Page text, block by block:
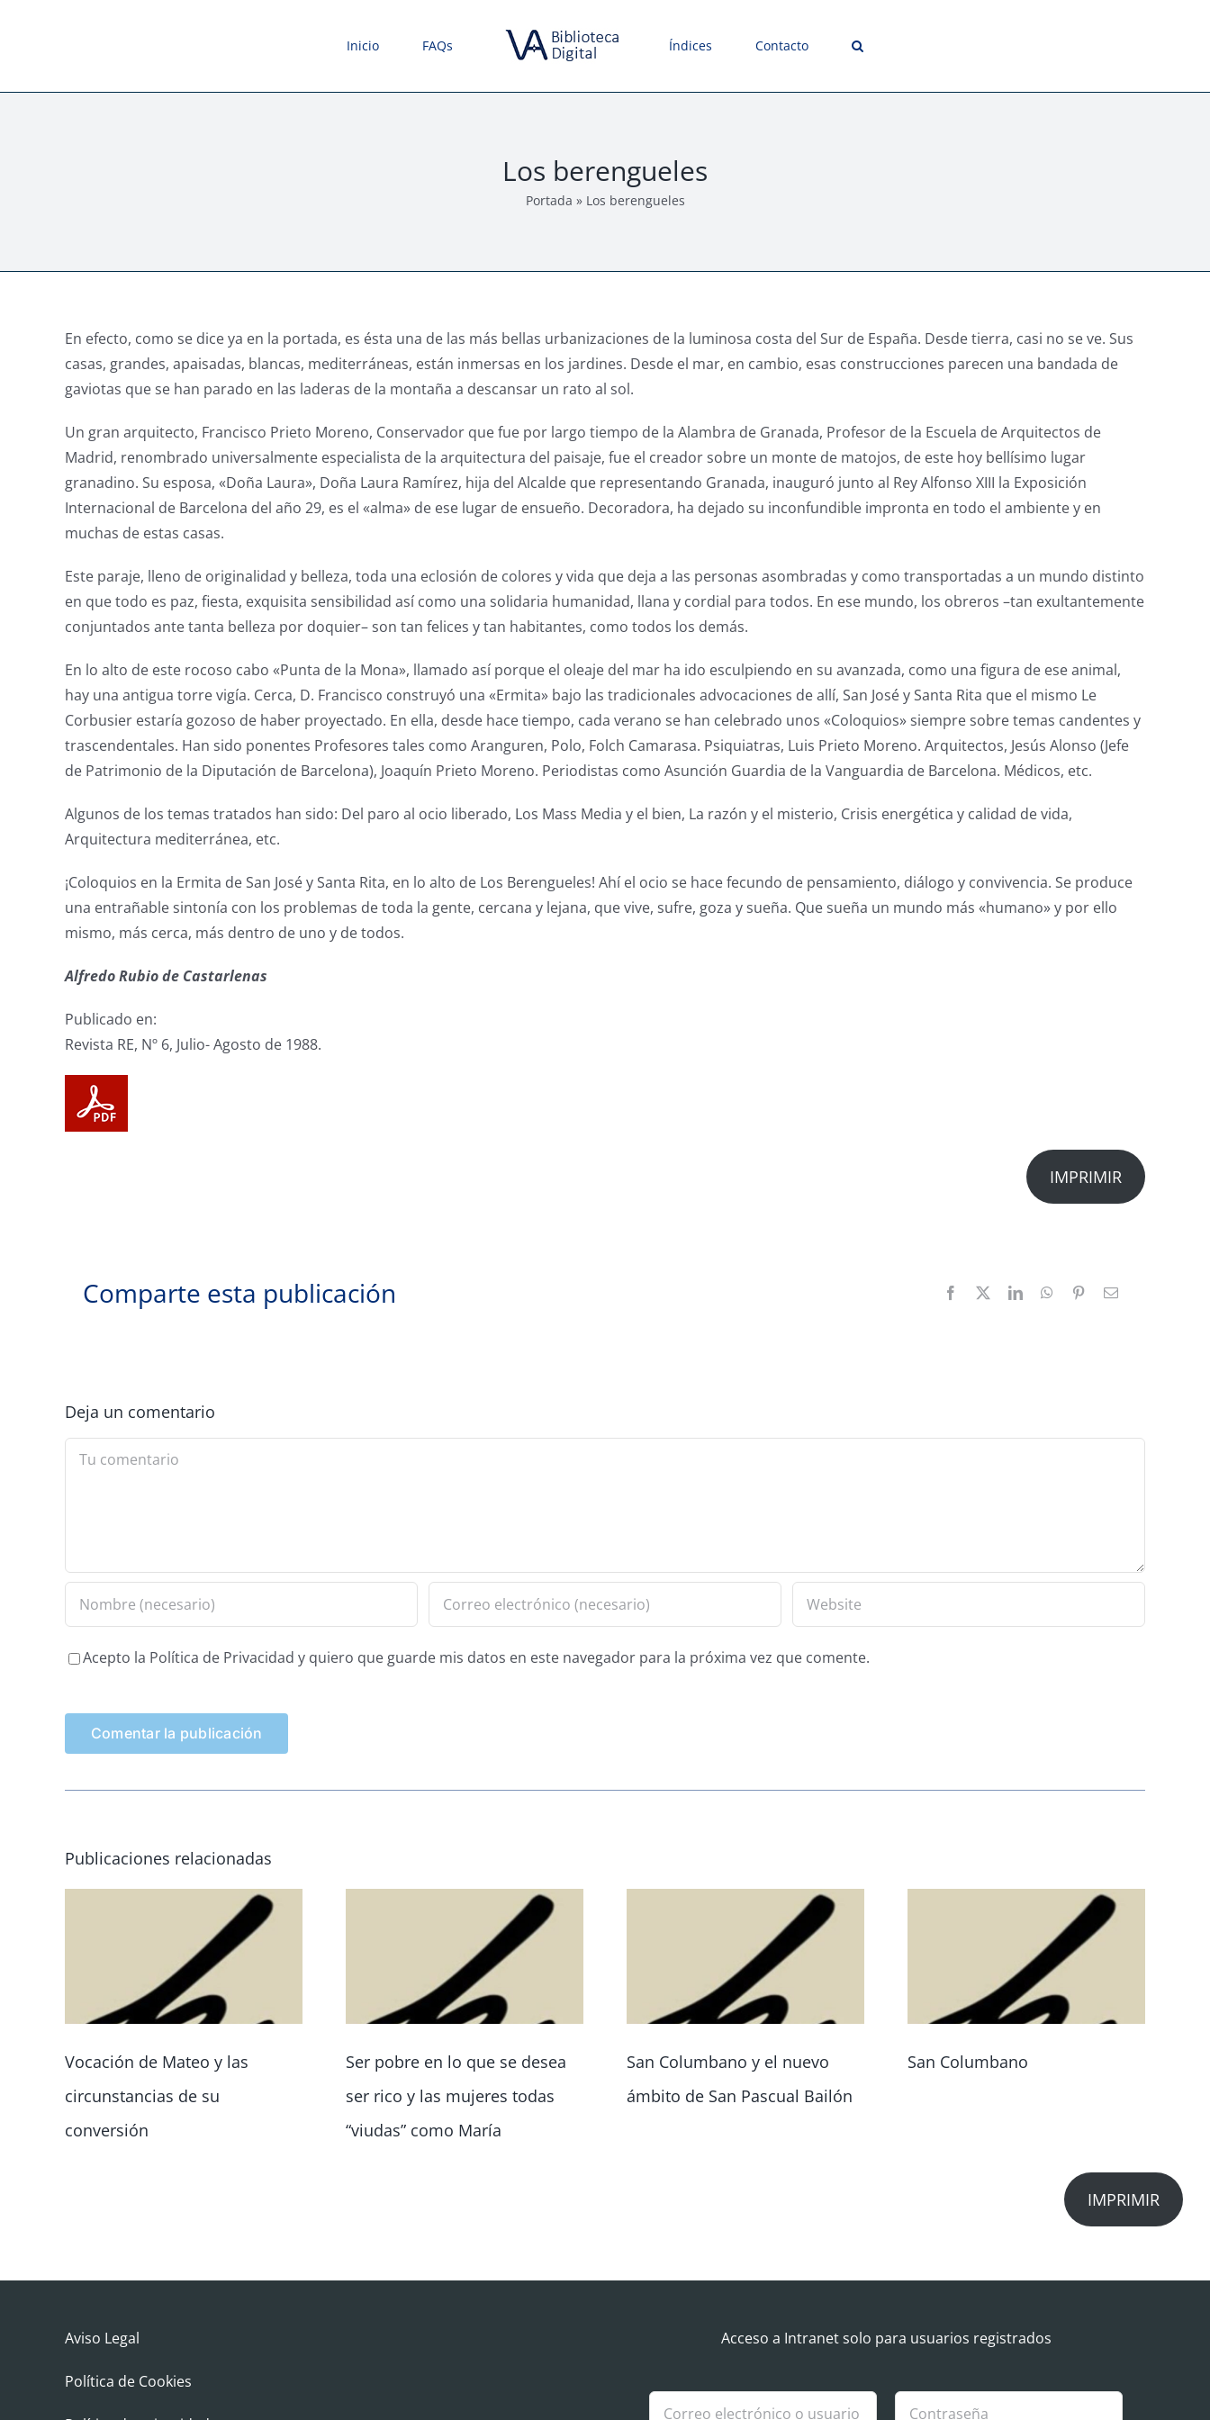
Inicio FAQs Índices Contacto
Los berengueles
Portada » Los berengueles
En efecto, como se dice ya en la portada, es ésta una de las más bellas urbanizaciones de la luminosa costa del Sur de España. Desde tierra, casi no se ve. Sus
casas, grandes, apaisadas, blancas, mediterráneas, están inmersas en los jardines. Desde el mar, en cambio, esas construcciones parecen una bandada de
gaviotas que se han parado en las laderas de la montaña a descansar un rato al sol.
Un gran arquitecto, Francisco Prieto Moreno, Conservador que fue por largo tiempo de la Alambra de Granada, Profesor de la Escuela de Arquitectos de
Madrid, renombrado universalmente especialista de la arquitectura del paisaje, fue el creador sobre un monte de matojos, de este hoy bellísimo lugar
granadino. Su esposa, «Doña Laura», Doña Laura Ramírez, hija del Alcalde que representando Granada, inauguró junto al Rey Alfonso XIII la Exposición
Internacional de Barcelona del año 29, es el «alma» de ese lugar de ensueño. Decoradora, ha dejado su inconfundible impronta en todo el ambiente y en
muchas de estas casas.
Este paraje, lleno de originalidad y belleza, toda una eclosión de colores y vida que deja a las personas asombradas y como transportadas a un mundo distinto
en que todo es paz, fiesta, exquisita sensibilidad así como una solidaria humanidad, llana y cordial para todos. En ese mundo, los obreros –tan exultantemente
conjuntados ante tanta belleza por doquier– son tan felices y tan habitantes, como todos los demás.
En lo alto de este rocoso cabo «Punta de la Mona», llamado así porque el oleaje del mar ha ido esculpiendo en su avanzada, como una figura de ese animal,
hay una antigua torre vigía. Cerca, D. Francisco construyó una «Ermita» bajo las tradicionales advocaciones de allí, San José y Santa Rita que el mismo Le
Corbusier estaría gozoso de haber proyectado. En ella, desde hace tiempo, cada verano se han celebrado unos «Coloquios» siempre sobre temas candentes y
trascendentales. Han sido ponentes Profesores tales como Aranguren, Polo, Folch Camarasa. Psiquiatras, Luis Prieto Moreno. Arquitectos, Jesús Alonso (Jefe
de Patrimonio de la Diputación de Barcelona), Joaquín Prieto Moreno. Periodistas como Asunción Guardia de la Vanguardia de Barcelona. Médicos, etc.
Algunos de los temas tratados han sido: Del paro al ocio liberado, Los Mass Media y el bien, La razón y el misterio, Crisis energética y calidad de vida,
Arquitectura mediterránea, etc.
¡Coloquios en la Ermita de San José y Santa Rita, en lo alto de Los Berengueles! Ahí el ocio se hace fecundo de pensamiento, diálogo y convivencia. Se produce
una entrañable sintonía con los problemas de toda la gente, cercana y lejana, que vive, sufre, goza y sueña. Que sueña un mundo más «humano» y por ello
mismo, más cerca, más dentro de uno y de todos.
Alfredo Rubio de Castarlenas
Publicado en:
Revista RE, Nº 6, Julio- Agosto de 1988.
IMPRIMIR
Comparte esta publicación
Deja un comentario
Comment
Acepto la Política de Privacidad y quiero que guarde mis datos en este navegador para la próxima vez que comente.
Publicaciones relacionadas
Vocación de Mateo y las
circunstancias de su
conversión
Ser pobre en lo que se desea
ser rico y las mujeres todas
“viudas” como María
San Columbano y el nuevo
ámbito de San Pascual Bailón
San Columbano
IMPRIMIR
Aviso Legal
Política de Cookies
Acceso a Intranet solo para usuarios registrados